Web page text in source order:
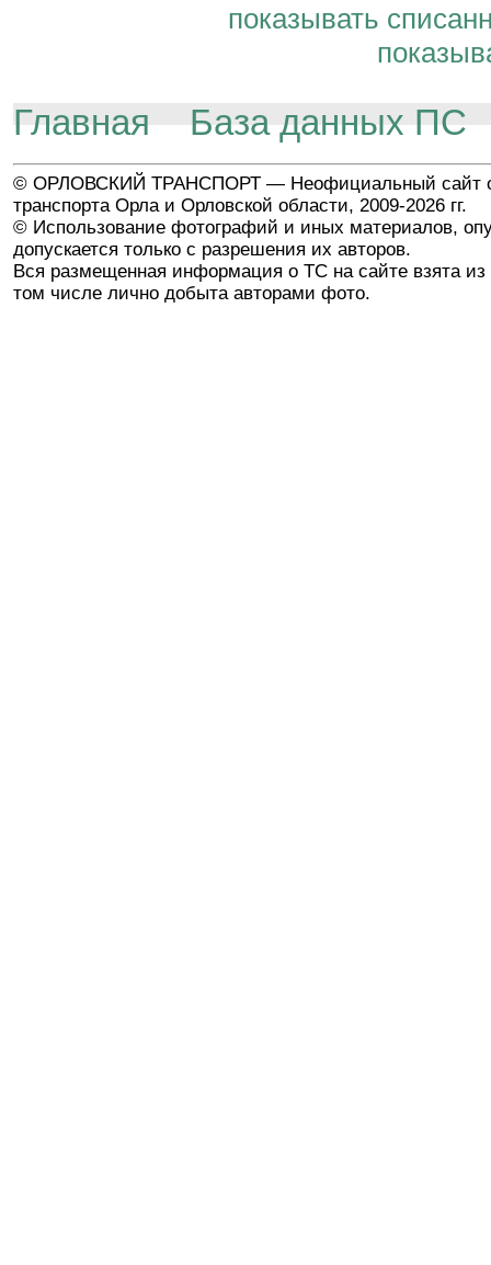
показывать
Главная База данных ПС
© ОРЛОВСКИЙ ТРАНСПОРТ — Неофициальный сайт
транспорта Орла и Орловской области, 2009-2026 гг.
© Использование фотографий и иных материалов,
допускается только с разрешения их авторов.
Вся размещенная информация о ТС на сайте взята из
том числе лично добыта авторами фото.